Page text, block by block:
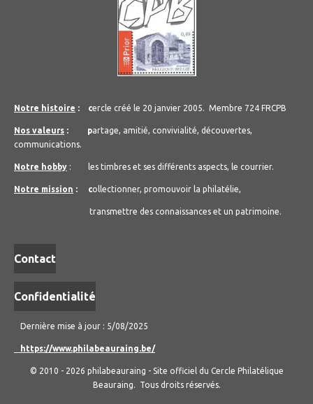
Notre histoire : cercle créé le 20 janvier 2005. Membre 724 FRCPB
Nos valeurs : partage, amitié, convivialité, découvertes,
communications.
Notre hobby : les timbres et ses différents aspects, le courrier.
Notre mission : collectionner, promouvoir la philatélie,
transmettre des connaissances et un patrimoine.
Contact
Confidentialité
Dernière mise à jour : 5/08/2025
https://www.philabeauraing.be/
© 2010 - 2026 philabeauraing - Site officiel du Cercle Philatélique
Beauraing. Tous droits réservés.